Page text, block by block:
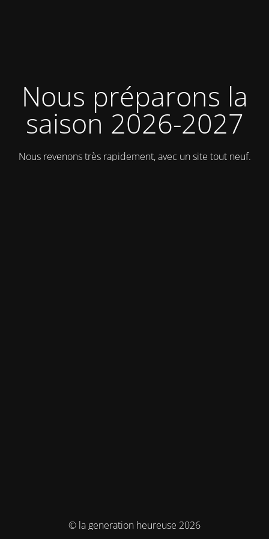
Nous préparons la
saison 2026-2027
Nous revenons très rapidement, avec un site tout neuf.
© la generation heureuse 2026